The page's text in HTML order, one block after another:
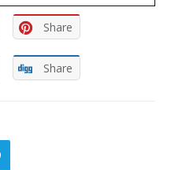
Share
Share